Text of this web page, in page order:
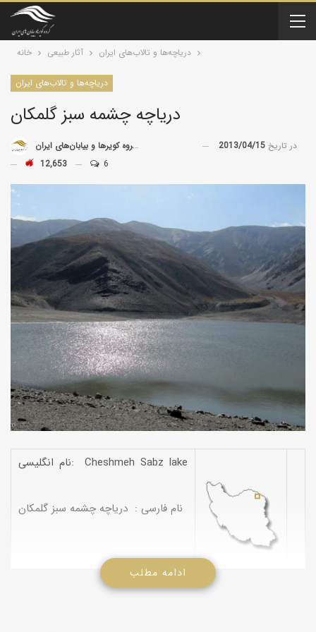
خانه آثار طبیعی درياچه‌‌ها و تالاب‌های ایران
درياچه‌‌ها و تالاب‌های ایران
دریاچه چشمه سبز گلمکان
توسط گروه کویرها و بیابان‌های ایران در تاریخ 2013/04/15
12,653
6
نام انگلیسی: Cheshmeh Sabz lake
ادامه مطلب